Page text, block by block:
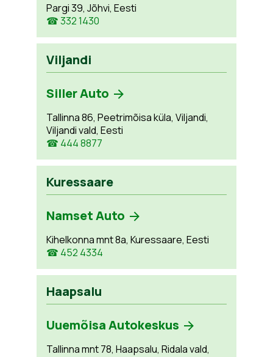
Pargi 39, Jõhvi, Eesti
☎ 332 1430
Viljandi
Siller Auto
Tallinna 86, Peetrimõisa küla, Viljandi,
Viljandi vald, Eesti
☎ 444 8877
Kuressaare
Namset Auto
Kihelkonna mnt 8a, Kuressaare, Eesti
☎ 452 4334
Haapsalu
Uuemõisa Autokeskus
Tallinna mnt 78, Haapsalu, Ridala vald,